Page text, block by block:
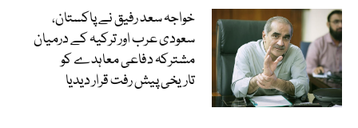
خواجہ سعد رفیق نے پاکستان،
سعودی عرب اور ترکیہ کے درمیان
مشترکہ دفاعی معاہدے کو
تاریخی پیش رفت قرار دیدیا